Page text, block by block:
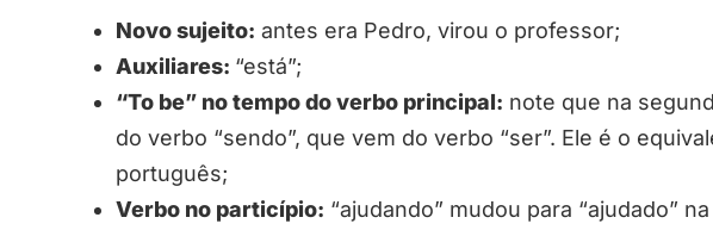
Novo sujeito: antes era Pedro, virou o professor;
Auxiliares: “está”;
“To be” no tempo do verbo principal: note que na
do verbo “sendo”, que vem do verbo “ser”. Ele é o
português;
Verbo no particípio: “ajudando” mudou para “ajudado”